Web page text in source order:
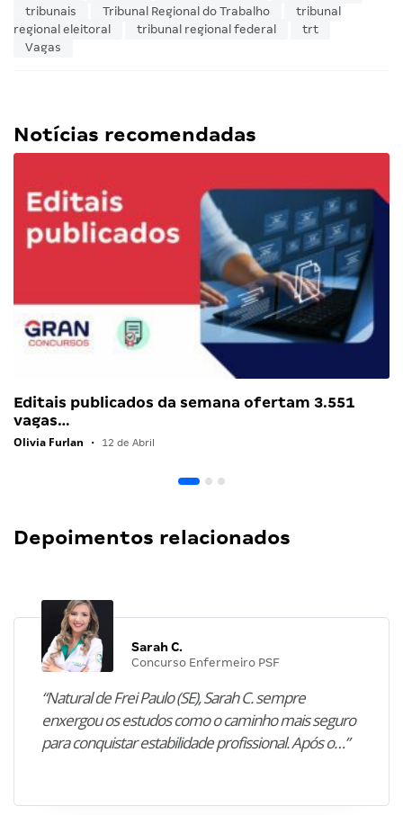
tribunais
Tribunal Regional do Trabalho
tribunal
regional eleitoral
tribunal regional federal
trt
Vagas
Notícias recomendadas
Editais publicados da semana ofertam 3.551
vagas…
Olivia Furlan • 12 de Abril
Depoimentos relacionados
Sarah C.
Concurso Enfermeiro PSF
“Natural de Frei Paulo (SE), Sarah C. sempre
enxergou os estudos como o caminho mais seguro
para conquistar estabilidade profissional. Após o…”